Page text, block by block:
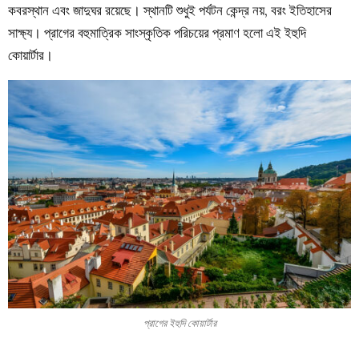
কবরস্থান এবং জাদুঘর রয়েছে। স্থানটি শুধুই পর্যটন কেন্দ্র নয়, বরং ইতিহাসের
সাক্ষ্য। প্রাগের বহুমাত্রিক সাংস্কৃতিক পরিচয়ের প্রমাণ হলো এই ইহুদি
কোয়ার্টার।
প্রাগের ইহুদি কোয়ার্টার